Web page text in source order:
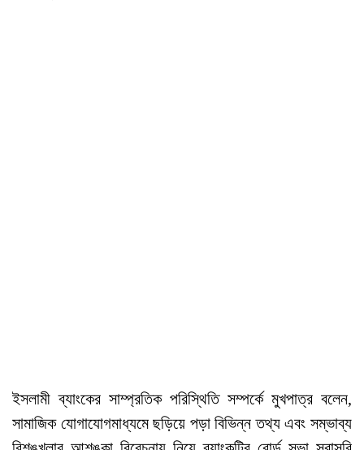
ইসলামী ব্যাংকের সাম্প্রতিক পরিস্থিতি সম্পর্কে মুখপাত্র বলেন,
সামাজিক যোগাযোগমাধ্যমে ছড়িয়ে পড়া বিভিন্ন তথ্য এবং সম্ভাব্য